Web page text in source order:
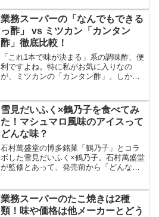
が販売されています。一般的なスーパー
で販売されている50g入り...
業務スーパーの「なんでもできる
っ酢」 vs ミツカン「カンタン
酢」徹底比較！
「これ1本で味が決まる」系の調味酢、便
利ですよね。特に私がお気に入りなの
が、ミツカンの「カンタン酢」。しか
その名も……「なんでもできるっ
酢」！！ネーミングといい、似たよ...
雪見だいふく×鶴乃子を食べてみ
た！マシュマロ風味のアイスって
どんな味？
石村萬盛堂の博多銘菓「鶴乃子」とコラ
ボした雪見だいふく×鶴乃子。石村萬盛堂
が監修とあって、発売前から「どんな
見だいふく×鶴乃子」をGET！和風の黄身
あんがバニラアイ...
業務スーパーのたこ焼きは2種
類！味や価格は他メーカーとどう